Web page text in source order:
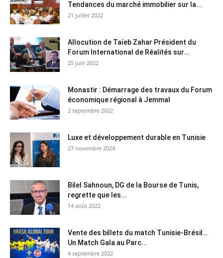
Tendances du marché immobilier sur la...
21 juillet 2022
Allocution de Taïeb Zahar Président du
Forum International de Réalités sur...
25 juin 2022
Monastir : Démarrage des travaux du Forum
économique régional à Jemmal
2 septembre 2022
Luxe et développement durable en Tunisie
27 novembre 2024
Bilel Sahnoun, DG de la Bourse de Tunis,
regrette que les...
14 août 2022
Vente des billets du match Tunisie-Brésil…
Un Match Gala au Parc...
4 septembre 2022